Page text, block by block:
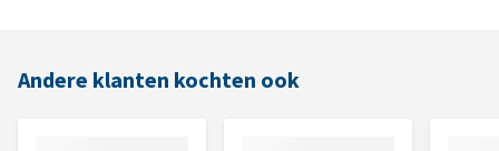
Andere klanten kochten ook